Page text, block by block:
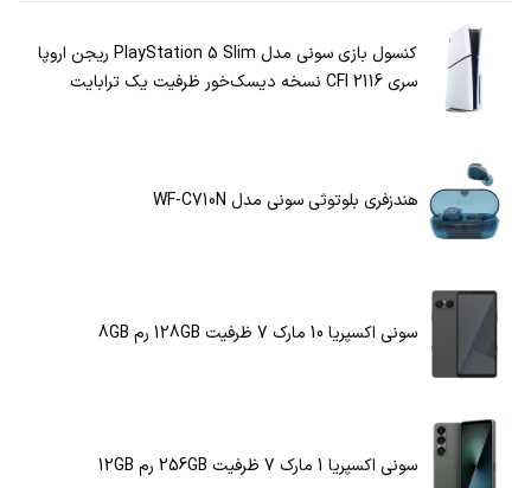
کنسول بازی سونی مدل PlayStation 5 Slim ریجن اروپا
سری CFI 2116 نسخه دیسک‌خور ظرفیت یک ترابایت
هندزفری بلوتوثی سونی مدل WF-C710N
سونی اکسپریا 10 مارک 7 ظرفیت 128GB رم 8GB
سونی اکسپریا 1 مارک 7 ظرفیت 256GB رم 12GB